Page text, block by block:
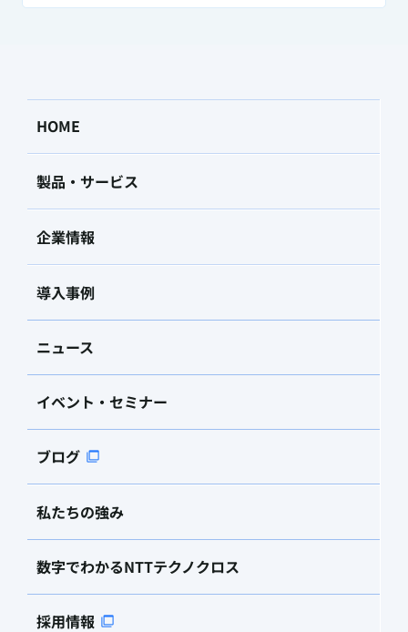
HOME
製品・サービス
企業情報
導入事例
ニュース
イベント・セミナー
ブログ
私たちの強み
数字でわかるNTTテクノクロス
採用情報